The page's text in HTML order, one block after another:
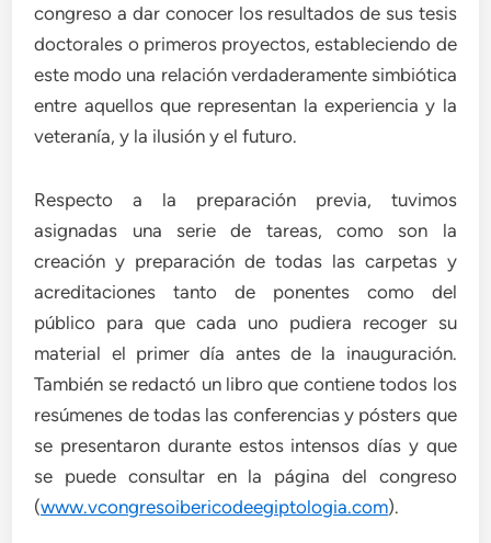
congreso a dar conocer los resultados de sus tesis
doctorales o primeros proyectos, estableciendo de
este modo una relación verdaderamente simbiótica
entre aquellos que representan la experiencia y la
veteranía, y la ilusión y el futuro.
Respecto a la preparación previa, tuvimos
asignadas una serie de tareas, como son la
creación y preparación de todas las carpetas y
acreditaciones tanto de ponentes como del
público para que cada uno pudiera recoger su
material el primer día antes de la inauguración.
También se redactó un libro que contiene todos los
resúmenes de todas las conferencias y pósters que
se presentaron durante estos intensos días y que
se puede consultar en la página del congreso
(www.vcongresoibericodeegiptologia.com).